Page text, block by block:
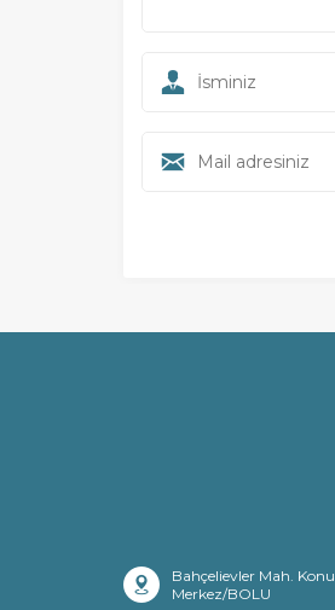
Bahçelievler Mah.
Merkez/BOLU